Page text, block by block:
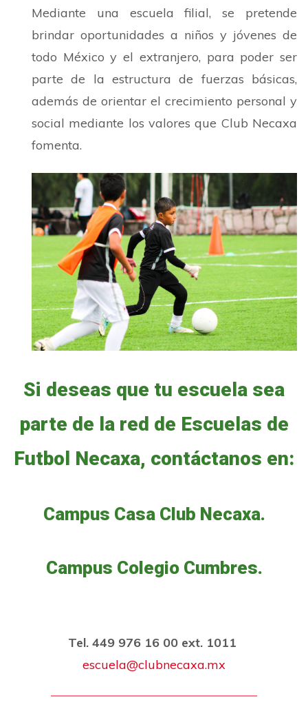
Mediante una escuela filial, se pretende
brindar oportunidades a niños y jóvenes de
todo México y el extranjero, para poder ser
parte de la estructura de fuerzas básicas,
además de orientar el crecimiento personal y
social mediante los valores que Club Necaxa
fomenta.
Si deseas que tu escuela sea
parte de la red de Escuelas de
Futbol Necaxa, contáctanos en:
Campus Casa Club Necaxa.
Campus Colegio Cumbres.
Tel. 449 976 16 00 ext. 1011
escuela@clubnecaxa.mx